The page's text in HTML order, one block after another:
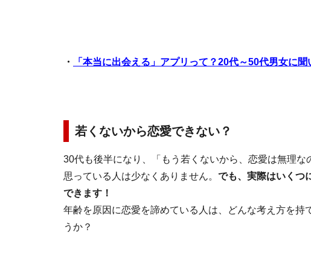
・ 「本当に出会える」アプリって？20代～50代男女に
若くないから恋愛できない？
30代も後半になり、「もう若くないから、恋愛は無理な
思っている人は少なくありません。 でも、実際はいくつ
できます！
年齢を原因に恋愛を諦めている人は、どんな考え方を持
うか？